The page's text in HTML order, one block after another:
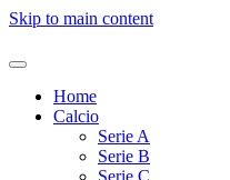
Skip to main content
Home
Calcio
Serie A
Serie B
Serie C